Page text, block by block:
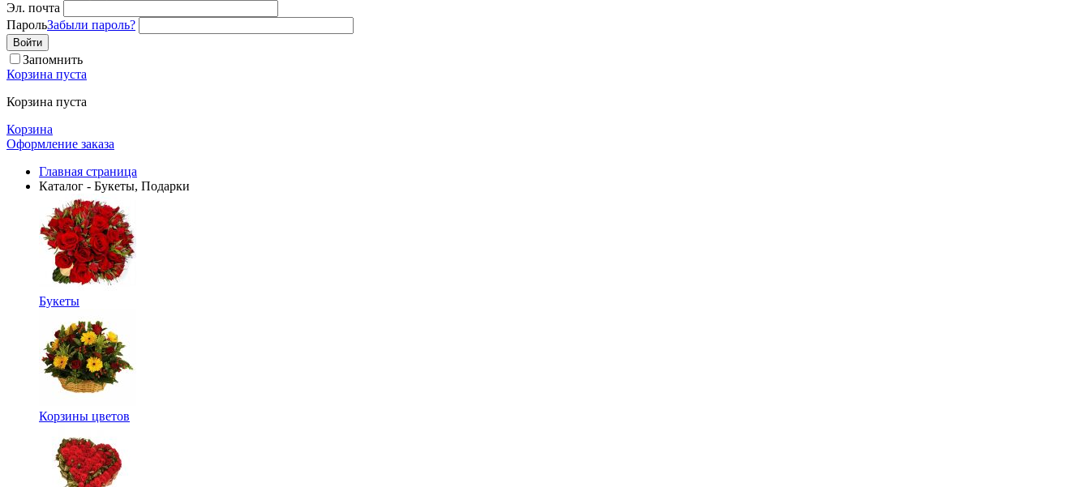
Эл. почта
ПарольЗабыли пароль?
Запомнить
Корзина пуста
Корзина пуста
Корзина
Оформление заказа
Главная страница
Каталог - Букеты, Подарки
Букеты
Корзины цветов